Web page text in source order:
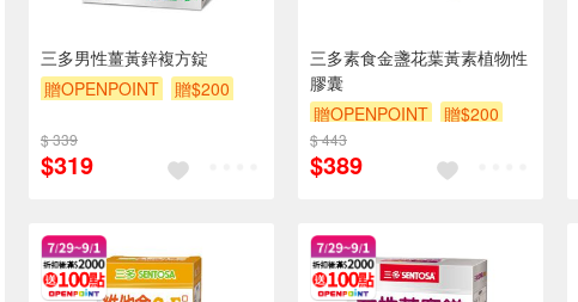
三多男性薑黃鋅複方錠
贈OPENPOINT
贈$200
$ 339
$319
三多素食金盞花葉黃素植物性
膠囊
贈OPENPOINT
贈$200
$ 443
$389